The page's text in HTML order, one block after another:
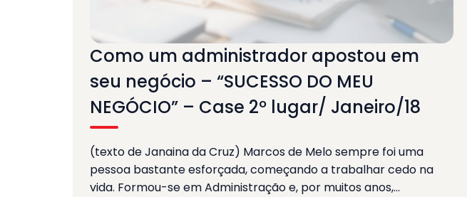
Como um administrador apostou em
seu negócio – “SUCESSO DO MEU
NEGÓCIO” – Case 2º lugar/ Janeiro/18
(texto de Janaina da Cruz) Marcos de Melo sempre foi uma
pessoa bastante esforçada, começando a trabalhar cedo na
vida. Formou-se em Administração e, por muitos anos,…